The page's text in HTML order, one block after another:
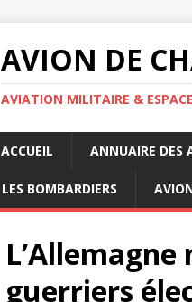
AVION DE
AVIATION MILITAIRE & ESPACE
ACCUEIL ANNUAIRE DES
LES BOMBARDIERS
guerriers